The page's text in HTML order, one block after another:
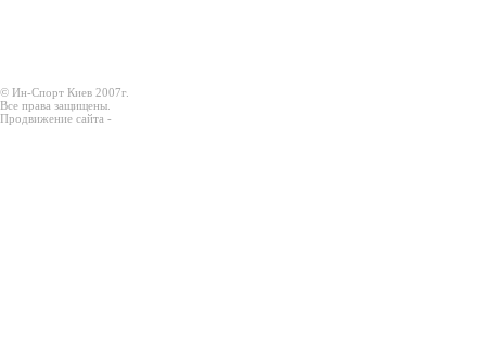
© Ин-Спорт Киев 2007г.
Все права защищены.
Продвижение сайта -